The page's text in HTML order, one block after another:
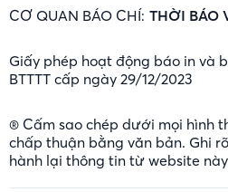
CƠ QUAN BÁO CHÍ: THỜI BÁO
Giấy phép hoạt động báo in và
BTTTT cấp ngày 29/12/2023
® Cấm sao chép dưới mọi hình
chấp thuận bằng văn bản. Ghi
hành lại thông tin từ website